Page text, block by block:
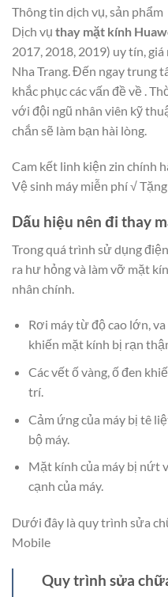
Thông tin dịch vụ, sản phẩm
Dịch vụ thay mặt kính
2017, 2018, 2019) uy tín, giá
Nha Trang. Đến ngay trung
khắc phục các vấn đề về .
với đội ngũ nhân viên kỹ
chắn sẽ làm bạn hài lòng.
Cam kết linh kiện zin chính
Vệ sinh máy miễn phí √
Dấu hiệu nên đi thay
Trong quá trình sử dụng
ra hư hỏng và làm vỡ mặt
nhân chính.
Rơi máy từ độ cao lớn,
khiến mặt kính bị rạn
Các vết ố vàng, ố đen
trí.
Cảm ứng của máy bị tê
bộ máy.
Mặt kính của máy bị nứt
cạnh của máy.
Dưới đây là quy trình sửa
Mobile
Quy trình sửa